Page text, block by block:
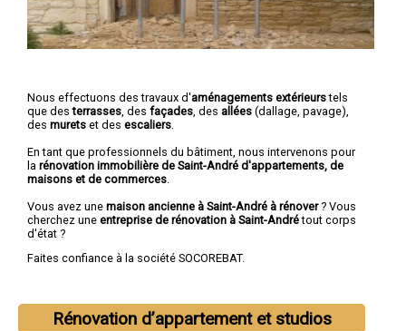
Nous effectuons des travaux d'aménagements extérieurstels
que desterrasses , des façades , des allées (dallage, pavage),
des murets et des escaliers
En tant que professionnels du bâtiment, nous intervenons pour
la rénovation immobilière de Saint-André d'appartements, de
maisons et de commerces
Vous avez une maison ancienne à Saint-André à rénover? Vous
cherchez une entreprise de rénovation à Saint-Andrétout corps
d'état ?
Faites confiance à la société SOCOREBAT.
Rénovation d’appartement et studios